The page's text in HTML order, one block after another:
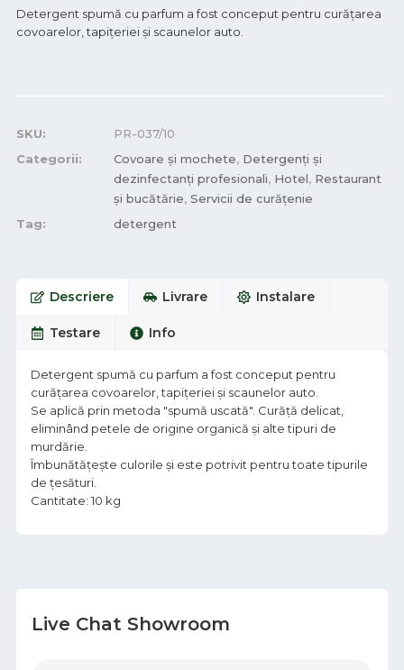
Live Chat Showroom
Detergent spumă cu parfum a fost conceput pentru curățarea
covoarelor, tapițeriei și scaunelor auto.
SKU:
PR-037/10
Categorii:
Covoare și mochete, Detergenți și
dezinfectanți profesionali, Hotel, Restaurant
și bucătărie, Servicii de curățenie
Tag:
detergent
Descriere Livrare Instalare
Testare Info
Detergent spumă cu parfum a fost conceput pentru
curățarea covoarelor, tapițeriei și scaunelor auto.
Se aplică prin metoda "spumă uscată". Curăță delicat,
eliminând petele de origine organică și alte tipuri de
murdărie.
Îmbunătățește culorile și este potrivit pentru toate tipurile
de țesături.
Cantitate: 10 kg